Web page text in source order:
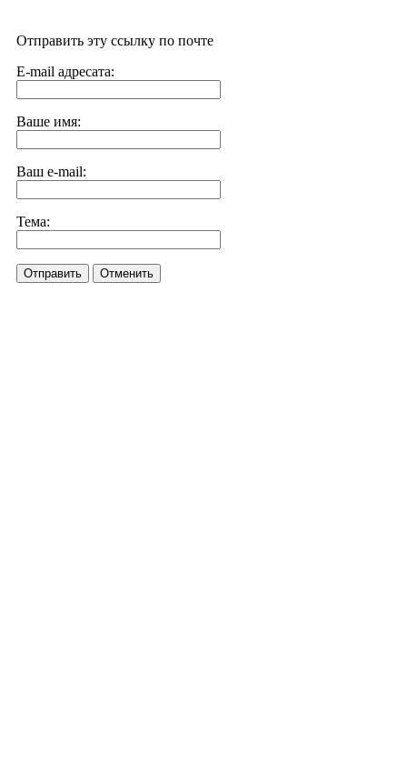
Отправить эту ссылку по почте
E-mail адресата:
Ваше имя:
Ваш e-mail:
Тема:
Отправить Отменить